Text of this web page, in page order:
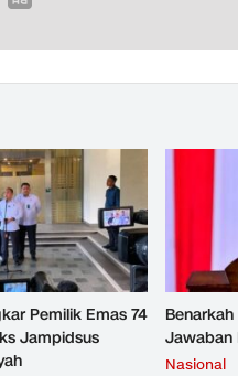
Pemilik Emas 74
Jampidsus
Jawaban
Nasional